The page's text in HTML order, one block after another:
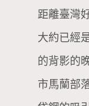
距離臺灣
大約已經
的背影的
市馬蘭部